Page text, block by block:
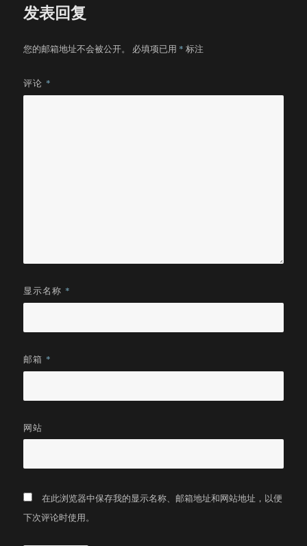
发表回复
您的邮箱地址不会被公开。 必填项已用 * 标注
评论 *
显示名称 *
邮箱 *
网站
在此浏览器中保存我的显示名称、邮箱地址和网站地址，以便
下次评论时使用。